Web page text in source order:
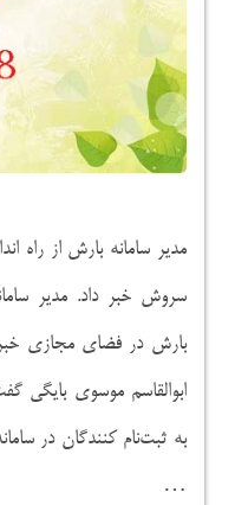
مدیر سامانه بارش از راه
سروش خبر داد. مدیر
بارش در فضای مجازی
ابوالقاسم موسوی بایگی
به ثبت‌نام کنندگان در
…